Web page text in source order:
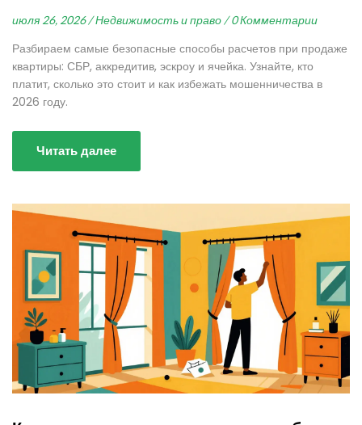
июля 26, 2026 / Недвижимость и право / 0 Комментарии
Разбираем самые безопасные способы расчетов при продаже
квартиры: СБР, аккредитив, эскроу и ячейка. Узнайте, кто
платит, сколько это стоит и как избежать мошенничества в
2026 году.
Читать далее